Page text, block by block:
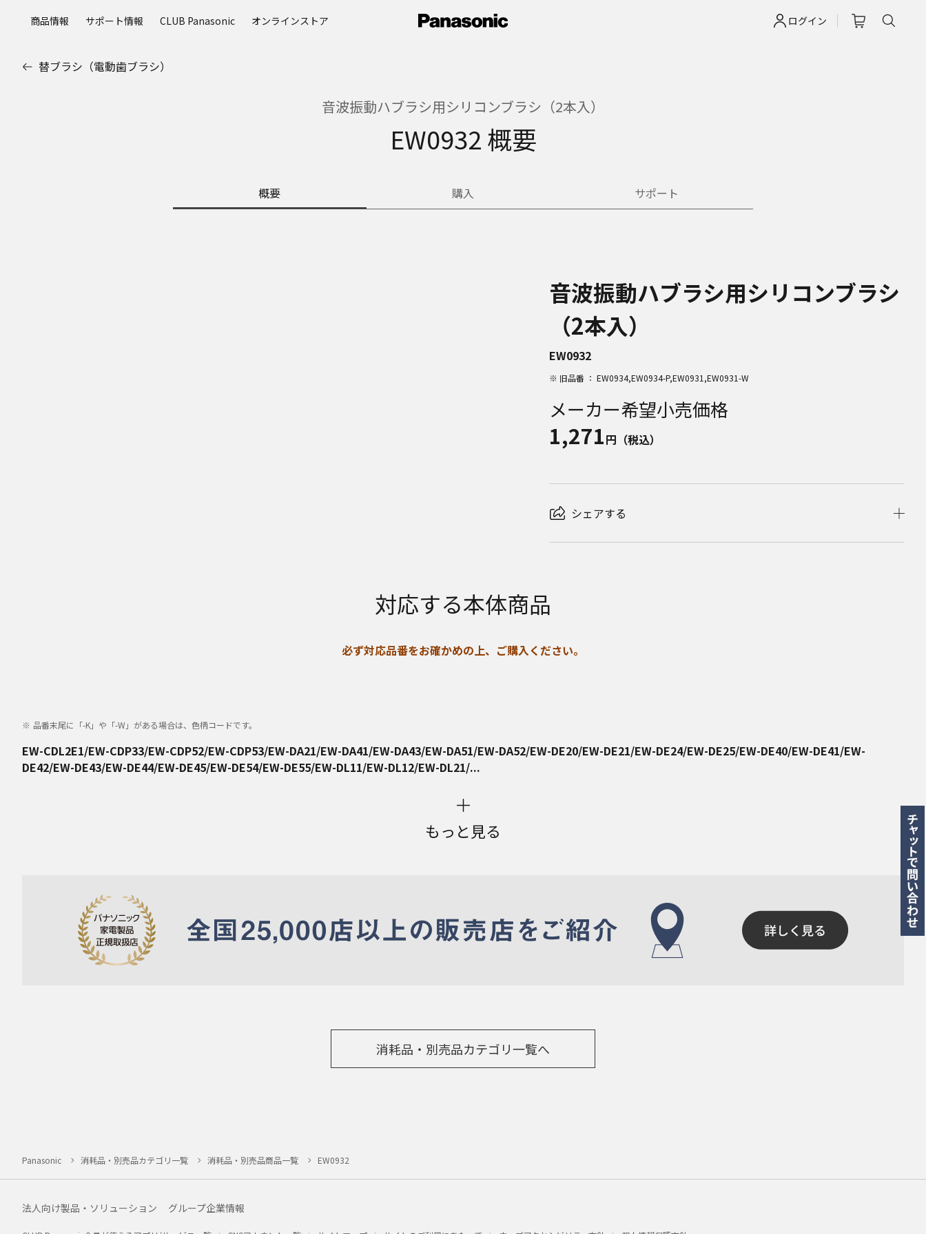
ログイン
商品情報 サポート情報 CLUB Panasonic オンラインストア
替ブラシ（電動歯ブラシ）
音波振動ハブラシ用シリコンブラシ（2本入）
EW0932 概要
概要 購入 サポート
音波振動ハブラシ用シリコンブラシ
（2本入）
EW0932
※ 旧品番 ： EW0934,EW0934-P,EW0931,EW0931-W
メーカー希望小売価格
1,271円（税込）
シェアする
対応する本体商品
必ず対応品番をお確かめの上、ご購入ください。
品番末尾に「-K」や「-W」がある場合は、色柄コードです。
EW-CDL2E1/EW-CDP33/EW-CDP52/EW-CDP53/EW-DA21/EW-DA41/EW-DA43/EW-DA51/EW-DA52/EW-DE20/EW-DE21/EW-DE24/EW-DE25/EW-DE40/EW-DE41/EW-
DE42/EW-DE43/EW-DE44/EW-DE45/EW-DE54/EW-DE55/EW-DL11/EW-DL12/EW-DL21/...
もっと見る
消耗品・別売品カテゴリ一覧へ
Panasonic 消耗品・別売品カテゴリ一覧 消耗品・別売品商品一覧 EW0932
法人向け製品・ソリューション グループ企業情報